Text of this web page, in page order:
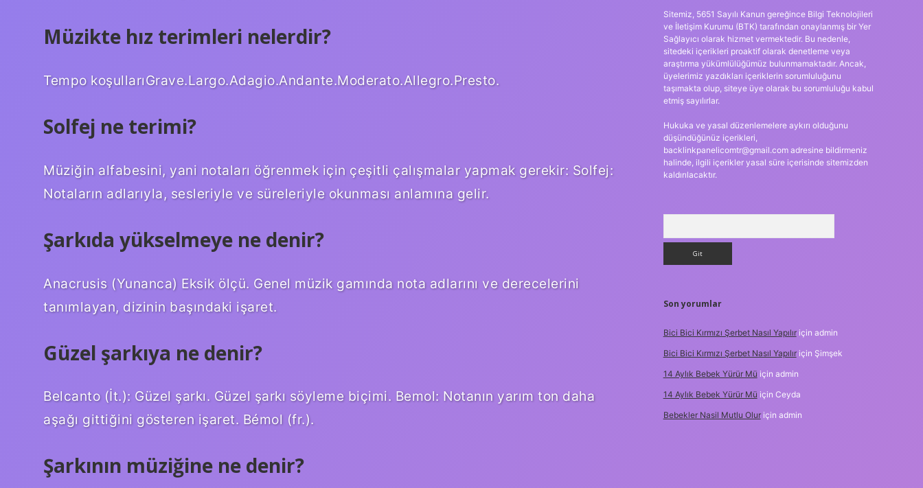
Müzikte hız terimleri nelerdir?
Tempo koşullarıGrave.Largo.Adagio.Andante.Moderato.Allegro.Presto.
Solfej ne terimi?
Müziğin alfabesini, yani notaları öğrenmek için çeşitli çalışmalar yapmak gerekir: Solfej:
Notaların adlarıyla, sesleriyle ve süreleriyle okunması anlamına gelir.
Şarkıda yükselmeye ne denir?
Anacrusis (Yunanca) Eksik ölçü. Genel müzik gamında nota adlarını ve derecelerini
tanımlayan, dizinin başındaki işaret.
Güzel şarkıya ne denir?
Belcanto (İt.): Güzel şarkı. Güzel şarkı söyleme biçimi. Bemol: Notanın yarım ton daha
aşağı gittiğini gösteren işaret. Bémol (fr.).
Şarkının müziğine ne denir?
Sitemiz, 5651 Sayılı Kanun gereğince Bilgi Teknolojileri
ve İletişim Kurumu (BTK) tarafından onaylanmış bir Yer
Sağlayıcı olarak hizmet vermektedir. Bu nedenle,
sitedeki içerikleri proaktif olarak denetleme veya
araştırma yükümlülüğümüz bulunmamaktadır. Ancak,
üyelerimiz yazdıkları içeriklerin sorumluluğunu
taşımakta olup, siteye üye olarak bu sorumluluğu kabul
etmiş sayılırlar.
Hukuka ve yasal düzenlemelere aykırı olduğunu
düşündüğünüz içerikleri,
backlinkpanelicomtr@gmail.comadresine bildirmeniz
halinde, ilgili içerikler yasal süre içerisinde sitemizden
kaldırılacaktır.
Son yorumlar
Bici Bici Kırmızı Şerbet Nasıl Yapılıriçin admin
Bici Bici Kırmızı Şerbet Nasıl Yapılıriçin Şimşek
14 Aylık Bebek Yürür Mü için admin
14 Aylık Bebek Yürür Mü için Ceyda
Bebekler Nasil Mutlu Oluriçin admin